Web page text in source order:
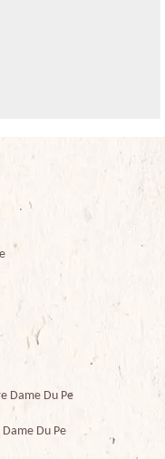
Dame Du Pe
Du Pe